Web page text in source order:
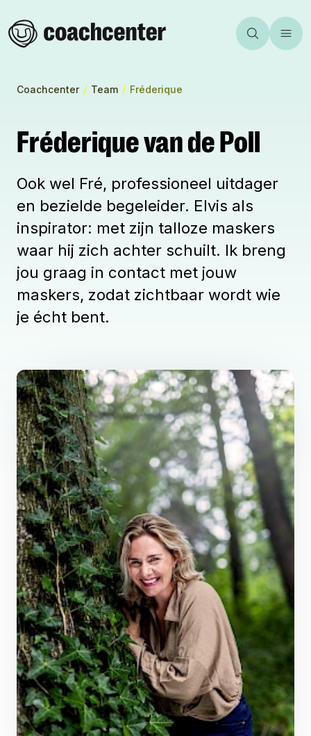
Homepage
Zoeken
Inspiratie Over ons
Community
Contact Mijn Coachcenter
Agenda
Webshop
Coachcenter / Team / Fréderique
Fréderique van de Poll
Ook wel Fré, professioneel uitdager
en bezielde begeleider. Elvis als
inspirator: met zijn talloze maskers
waar hij zich achter schuilt. Ik breng
jou graag in contact met jouw
maskers, zodat zichtbaar wordt wie
je écht bent.